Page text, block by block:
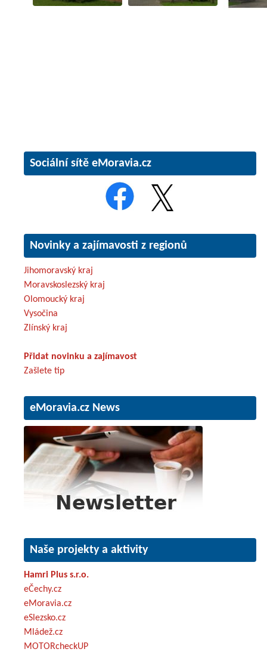
Sociální sítě eMoravia.cz
Novinky a zajímavosti z regionů
Jihomoravský kraj
Moravskoslezský kraj
Olomoucký kraj
Vysočina
Zlínský kraj
Přidat novinku a zajímavost
Zašlete tip
eMoravia.cz News
Naše projekty a aktivity
Hamri Plus s.r.o.
eČechy.cz
eMoravia.cz
eSlezsko.cz
Mládež.cz
MOTORcheckUP